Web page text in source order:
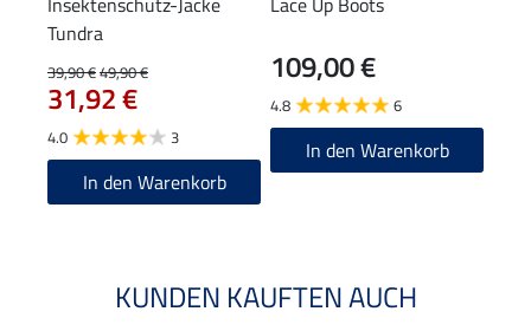
Tundra
39,90 €49,90 €
31,92 €
4.0 3
In den Warenkorb
109,00 €
4.8 6
In den Warenkorb
KUNDEN KAUFTEN AUCH